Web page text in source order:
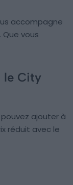
accompagne
vous
le City
ajouter à
réduit avec le